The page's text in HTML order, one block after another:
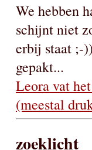
We hebben
schijnt niet
erbij staat ;-
gepakt...
Leora vat
(meestal
zoeklicht